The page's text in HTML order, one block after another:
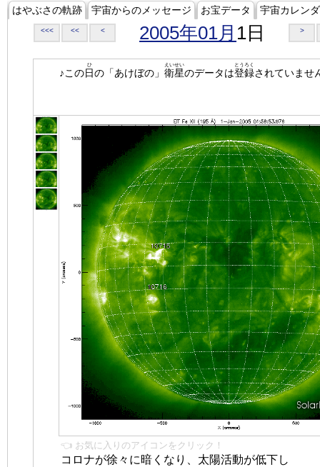
はやぶさの軌跡 宇宙からのメッセージ お宝データ 宇宙カレン
<<< << < 2005年01月 1日 >
♪この日
ひ
の「あけぼの」 衛星
えいせい
のデータは登録
とうろく
されていませ
👈 お気に入りのアイコンをクリック！
コロナが徐々に暗くなり、太陽活動が低下し